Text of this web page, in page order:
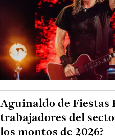
Aguinaldo de Fiestas
trabajadores del
los montos de 2026?